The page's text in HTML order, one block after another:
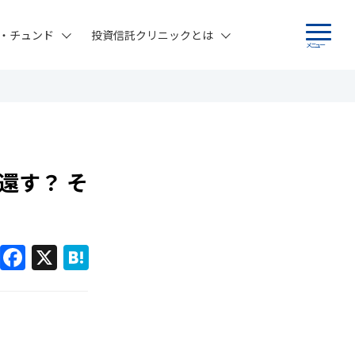
メニュー
チュンド 投資信託クリニックとは
す？ そ
F X